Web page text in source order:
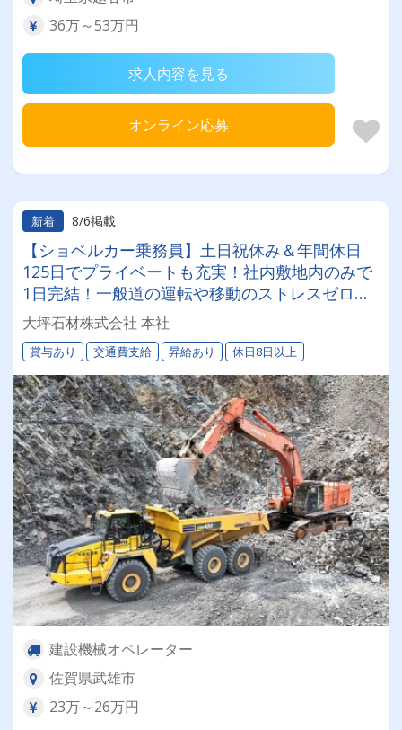
36万～53万円
求人内容を見る
オンライン応募
新着 8/6掲載
【ショベルカー乗務員】土日祝休み＆年間休日
125日でプライベートも充実！社内敷地内のみで
1日完結！一般道の運転や移動のストレスゼロ！
【自社専属便】安心して長く活躍できる環境です
大坪石材株式会社 本社
賞与あり 交通費支給 昇給あり 休日8日以上
建設機械オペレーター
佐賀県武雄市
23万～26万円